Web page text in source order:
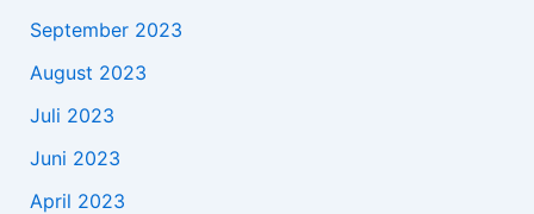
September 2023
August 2023
Juli 2023
Juni 2023
April 2023